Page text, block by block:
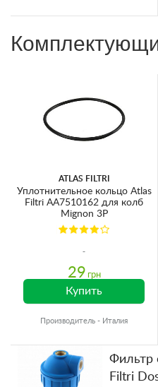
ATLAS FILTRI
Уплотнительное кольцо Atlas
Filtri AA7510162 для колб
Mignon 3P
29 грн
Купить
Производитель - Италия
Фильтр
Filtri